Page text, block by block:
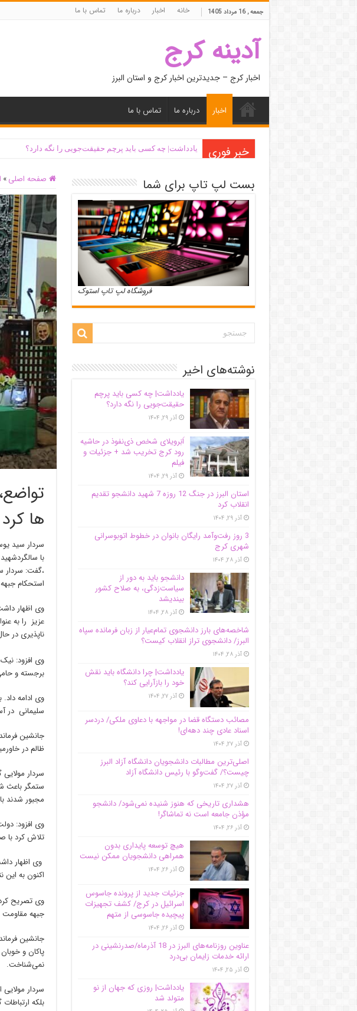
جمعه , 16 مرداد 1405 خانه اخبار درباره ما تماس با ما
آدینه کرج
اخبار کرج – جدیدترین اخبار کرج و استان البرز
اخبار درباره ما تماس با ما
خبر فوری یادداشت| ‌چه کسی باید پرچم حقیقت‌جویی را نگه دارد؟
صفحه اصلی »
ها کرد
سردار سید
با
،گفت: سردار
استحکام‌
وی اظهار
عزیز را به
ناپذیری در
وی افزود:
برجسته و
وی ادامه
سلیمانی در
جانشین
ظالم در
سردار
ستمگر باعث
مجبور شدند
وی افزود:
تلاش کرد با
وی اظهار
اکنون به این
وی تصریح
جبهه
جانشین
پاکان و
نمی‌شناخت.
سردار
بلکه
بست لپ تاپ برای شما
فروشگاه لپ تاپ استوک
نوشته‌های اخیر
یادداشت| ‌چه کسی باید پرچم
حقیقت‌جویی را نگه دارد؟
آذر ۲۹, ۱۴۰۴
اَبَر‌ویلای شخص ذی‌نفوذ در حاشیه‌
رود کرج تخریب شد + جزئیات و
فیلم
آذر ۲۹, ۱۴۰۴
استان البرز در جنگ 12 روزه 7 شهید دانشجو تقدیم
انقلاب کرد
آذر ۲۹, ۱۴۰۴
3 روز رفت‌وآمد رایگان بانوان در خطوط اتوبوسرانی
شهری کرج
آذر ۲۸, ۱۴۰۴
دانشجو باید به دور از
سیاست‌زدگی، به صلاح کشور
بیندیشد
آذر ۲۸, ۱۴۰۴
شاخصه‌های بارز دانشجوی تمام‌عیار از زبان فرمانده سپاه
البرز/ دانشجوی تراز انقلاب کیست؟
آذر ۲۸, ۱۴۰۴
یادداشت| چرا دانشگاه باید نقش
خود را بازآرایی کند؟
آذر ۲۷, ۱۴۰۴
مصائب دستگاه قضا در مواجهه با دعاوی ملکی/ دردسر
اسناد عادی چند‌ دهه‌ای!
آذر ۲۷, ۱۴۰۴
اصلی‌ترین مطالبات دانشجویان دانشگاه آزاد البرز
چیست؟/ گفت‌وگو با رئیس دانشگاه آز‌اد
آذر ۲۷, ۱۴۰۴
هشداری تاریخی که هنوز شنیده نمی‌شود/ دانشجو
مؤذن جامعه است نه تماشاگر!
آذر ۲۶, ۱۴۰۴
هیچ توسعه پایداری بدون
همراهی دانشجویان ممکن نیست
آذر ۲۶, ۱۴۰۴
جزئیات جدید از پرونده جاسوس
اسرائیل در کرج/‌ کشف تجهیزات
پیچیده جاسوسی از متهم
آذر ۲۶, ۱۴۰۴
عناوین روزنامه‌های البرز در ‌18 آذرماه/صدرنشینی در
ارائه خدمات زایمان بی‌درد
آذر ۲۵, ۱۴۰۴
یادداشت| روزی که جهان از نو
متولد شد